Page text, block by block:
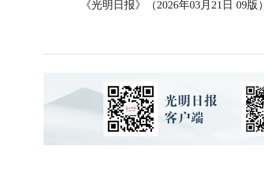
《光明日报》（2026年03月21日 09版）